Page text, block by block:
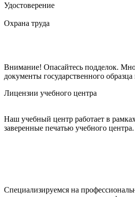
Удостоверение
Охрана труда
Внимание! Опасайтесь подделок.
документы государственного
Лицензии учебного центра
Наш учебный центр работает в
заверенные печатью учебного центра.
Специализируемся на